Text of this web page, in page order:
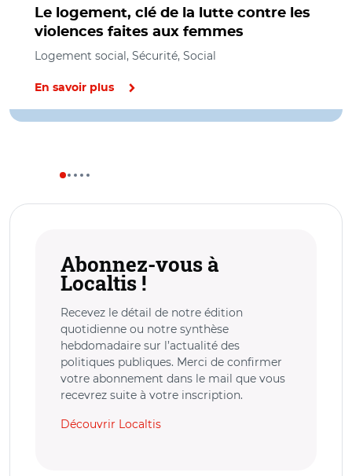
Le logement, clé de la lutte contre les
violences faites aux femmes
Logement social, Sécurité, Social
En savoir plus
Abonnez-vous à
Localtis !
Recevez le détail de notre édition
quotidienne ou notre synthèse
hebdomadaire sur l’actualité des
politiques publiques. Merci de confirmer
votre abonnement dans le mail que vous
recevrez suite à votre inscription.
Découvrir Localtis